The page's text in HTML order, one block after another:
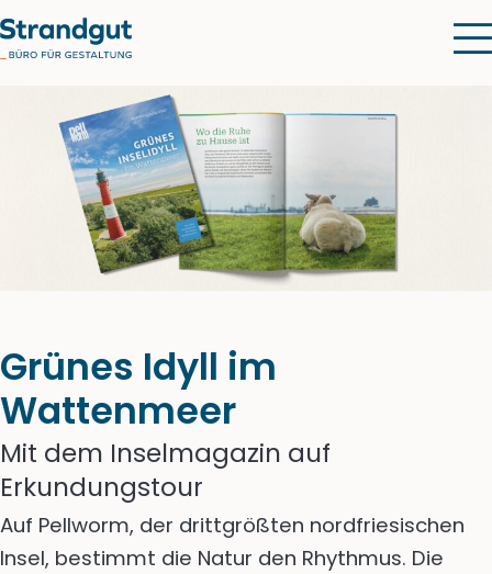
Grünes Idyll im
Wattenmeer
Mit dem Inselmagazin auf
Erkundungstour
Auf Pellworm, der drittgrößten nordfriesischen
Insel, bestimmt die Natur den Rhythmus. Die